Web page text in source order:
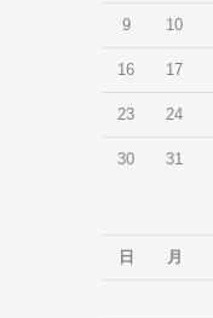
9 10
16 17
23 24
30 31
日
月